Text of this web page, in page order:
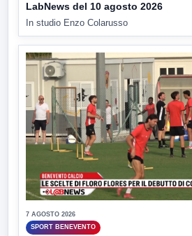
LabNews del 10 agosto 2026
In studio Enzo Colarusso
7 AGOSTO 2026
SPORT BENEVENTO